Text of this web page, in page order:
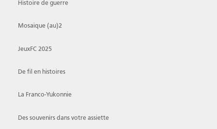
Histoire de guerre
Mosaique (au)2
JeuxFC 2025
De fil en histoires
La Franco-Yukonnie
Des souvenirs dans votre assiette